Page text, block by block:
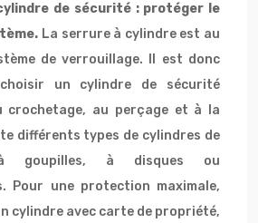
de sécurité : protéger le
La serrure à cylindre est au
de verrouillage. Il est donc
un cylindre de sécurité
crochetage, au perçage et à la
différents types de cylindres de
goupilles, à disques ou
Pour une protection maximale,
cylindre avec carte de propriété,